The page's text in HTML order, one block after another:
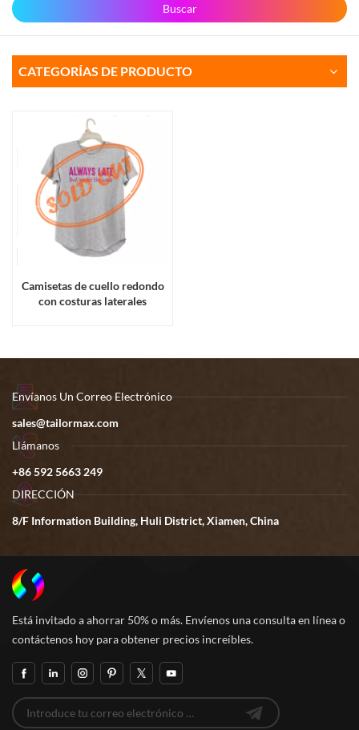
Buscar
CATEGORÍAS DE PRODUCTO
Camisetas de cuello redondo
con costuras laterales
Envíanos Un Correo Electrónico
sales@tailormax.com
Llámanos
+86 592 5663 249
DIRECCIÓN
8/F Information Building, Huli District, Xiamen, China
Está invitado a ahorrar 50% o más. Envíenos una consulta en línea o
contáctenos hoy para obtener precios increíbles.